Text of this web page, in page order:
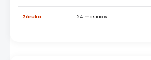
Záruka 24 mesiacov